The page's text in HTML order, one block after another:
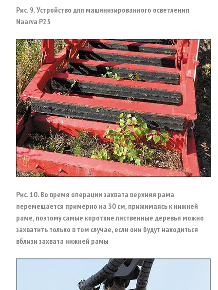
Рис. 9. Устройство для машинизированного осветления
Naarva P25
Рис. 10. Во время операции захвата верхняя рама
перемещается примерно на 30 см, прижимаясь к нижней
раме, поэтому самые короткие лиственные деревья можно
захватить только в том случае, если они будут находиться
вблизи захвата нижней рамы